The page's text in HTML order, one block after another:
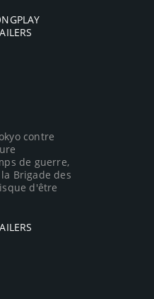
contre
de guerre,
Brigade des
d'être